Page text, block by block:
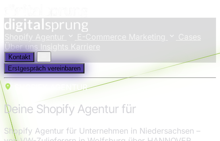
Shopify Agentur E-Commerce Marketing
Cases
Über uns
Insights Karriere
Kontakt
Erstgespräch vereinbaren
SHOPIFY AGENTUR
Deine Shopify Agentur für
Shopify Agentur für Unternehmen in Niedersachsen –